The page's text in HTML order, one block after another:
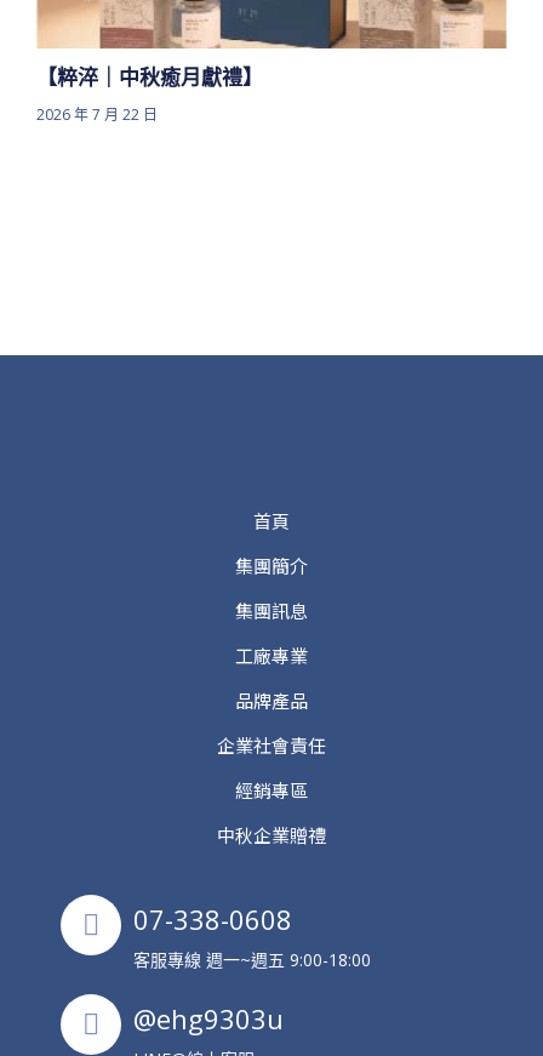
【粹淬｜中秋癒月獻禮】
2026 年 7 月 22 日
首頁
集團簡介
集團訊息
工廠專業
品牌產品
企業社會責任
經銷專區
中秋企業贈禮
07-338-0608
客服專線 週一~週五 9:00-18:00
@ehg9303u